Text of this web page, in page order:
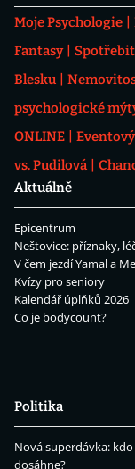
Moje Psychologie
Fantasy
Blesku
psychologické
ONLINE
vs. Pudilová
Aktuálně
Epicentrum
Neštovice: příznaky,
V čem jezdí Yamal a
Kvízy pro seniory
Kalendář úplňků 2026
Co je bodycount?
Politika
Nová superdávka:
dosáhne?